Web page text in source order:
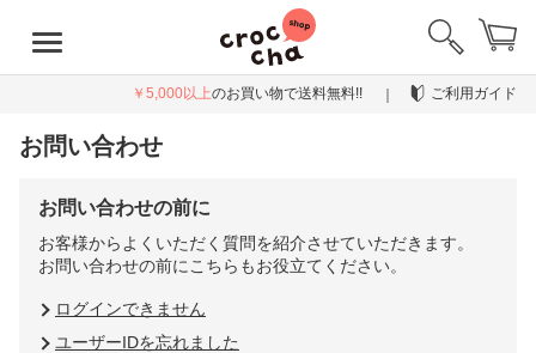
￥5,000以上のお買い物で送料無料!! ご利用ガイド
お問い合わせ
お問い合わせの前に
お客様からよくいただく質問を紹介させていただきます。
お問い合わせの前にこちらもお役立てください。
ログインできません
ユーザーIDを忘れました